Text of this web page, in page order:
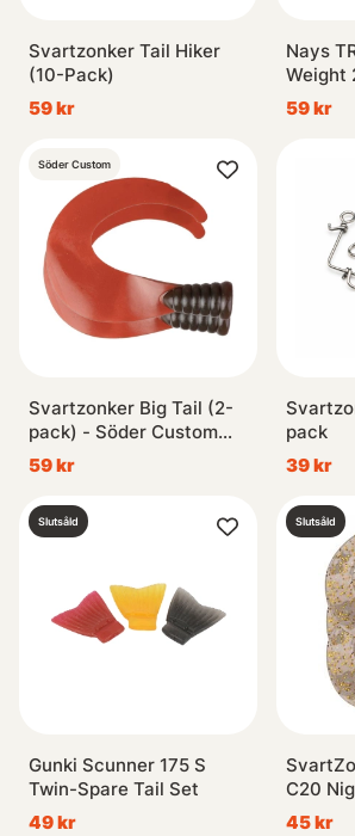
Svartzonker Tail Hiker
(10-Pack)
59 kr
Nays
Weight
59 kr
Söder Custom
Svartzonker Big Tail (2-
pack) - Söder Custom
Green Motoroil Cola
59 kr
pack
39 kr
Slutsåld
Gunki Scunner 175 S
Twin-Spare Tail Set
49 kr
Slutsåld
C20
45 kr